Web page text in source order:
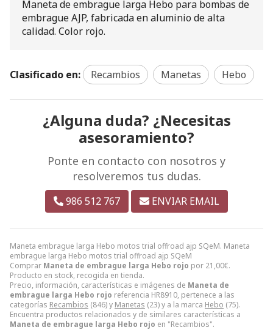
Maneta embrague larga Hebo motos trial offroad ajp SQeM. Maneta
embrague larga Hebo motos trial offroad ajp SQeM
Comprar Maneta de embrague larga Hebo rojo por 21,00€.
Producto en stock, recogida en tienda.
Precio, información, características e imágenes de Maneta de
embrague larga Hebo rojo referencia HR8910, pertenece a las
categorías Recambios (846) y Manetas (23) y a la marca Hebo (75).
Encuentra productos relacionados y de similares características a
Maneta de embrague larga Hebo rojo en "Recambios".
Maneta de embrague larga Hebo para bombas de
embrague AJP, fabricada en aluminio de alta
calidad. Color rojo.
Clasificado en: Recambios Manetas Hebo
¿Alguna duda? ¿Necesitas
asesoramiento?
Ponte en contacto con nosotros y
resolveremos tus dudas.
986 512 767 ENVIAR EMAIL